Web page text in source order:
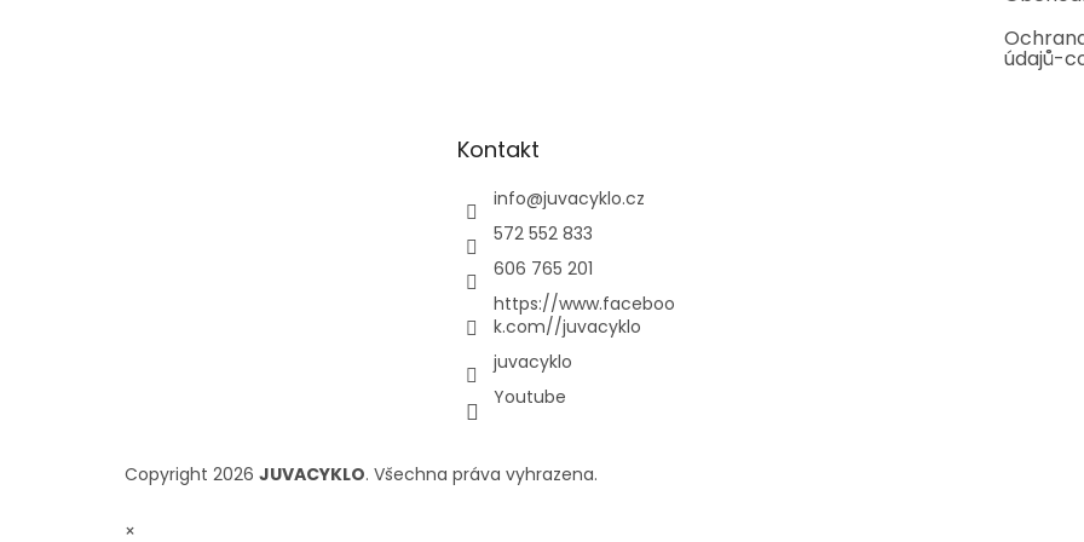
údajů-
Kontakt
info@juvacyklo.cz
572 552 833
606 765 201
https://www.faceboo
k.com//juvacyklo
juvacyklo
Youtube
Copyright 2026 JUVACYKLO. Všechna práva vyhrazena.
×